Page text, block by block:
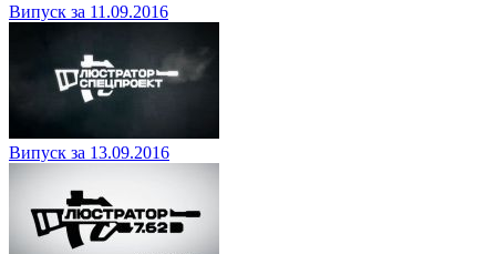
Випуск за 11.09.2016
Випуск за 13.09.2016